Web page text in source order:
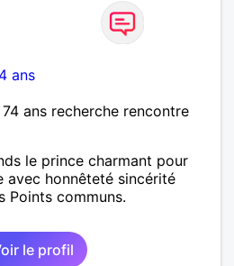
ans
ans recherche rencontre
le prince charmant pour
avec honnêteté sincérité
Points communs.
le profil